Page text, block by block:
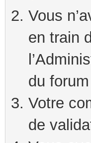
Vous
en train
du
Votre
de